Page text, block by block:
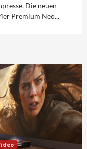
Die neuen
Premium Neo...